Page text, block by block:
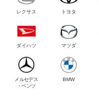
レクサス トヨタ
ダイハツ マツダ
メルセデス
・ベンツ
BMW